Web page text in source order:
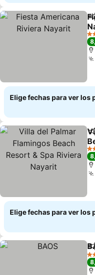
5
Elige fechas para ver los
5
Elige fechas para ver los
4